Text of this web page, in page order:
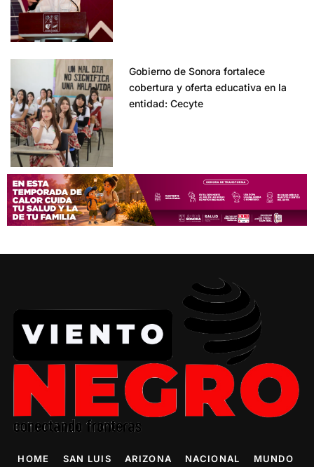
Gobierno de Sonora fortalece
cobertura y oferta educativa en la
entidad: Cecyte
HOME SAN LUIS ARIZONA NACIONAL MUNDO